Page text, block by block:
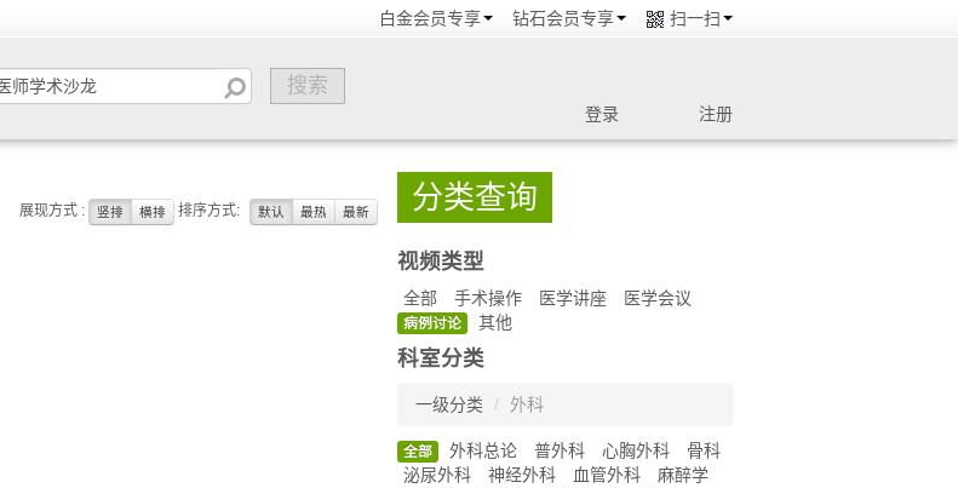
白金会员专享 钻石会员专享 扫一扫
登录 注册
展现方式 : 竖排 横排 排序方式: 默认 最热 最新 分类查询
视频类型
全部 手术操作 医学讲座 医学会议
病例讨论 其他
科室分类
一级分类 / 外科
全部 外科总论 普外科 心胸外科
骨科
泌尿外科
神经外科 血管外科
麻醉学